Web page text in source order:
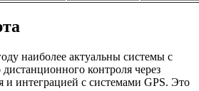
наиболее актуальны системы с
контроля через
интеграцией с системами GPS. Это